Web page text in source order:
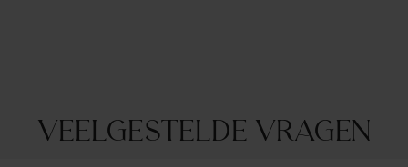
Veelgestelde vragen